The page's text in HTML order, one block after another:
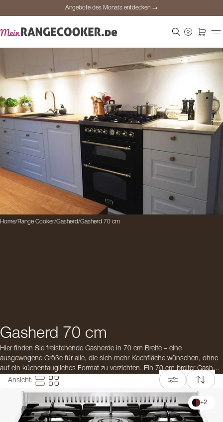
Angebote des Monats entdecken →
Persönliche Beratung
Home/Range Cooker/Gasherd/Gasherd 70 cm
Gasherd 70 cm
Hier finden Sie freistehende Gasherde in 70 cm Breite – eine
ausgewogene Größe für alle, die sich mehr Kochfläche wünschen, ohne
auf ein küchentaugliches Format zu verzichten. Ein 70 cm breiter Gasherd
bietet die klassische Art des Kochens mit offener Flamme und verbindet
präzise Hitze­steuerung mit italienischer Formensprache. Die Auswahl an
Farben und Ausführungen sowie die Möglichkeit, ab 70 cm zwischen
Modellen mit einem oder mehreren Backöfen zu wählen, eröffnet
zusätzliche Flexibilität bei der täglichen Nutzung.
Ansicht:
+2